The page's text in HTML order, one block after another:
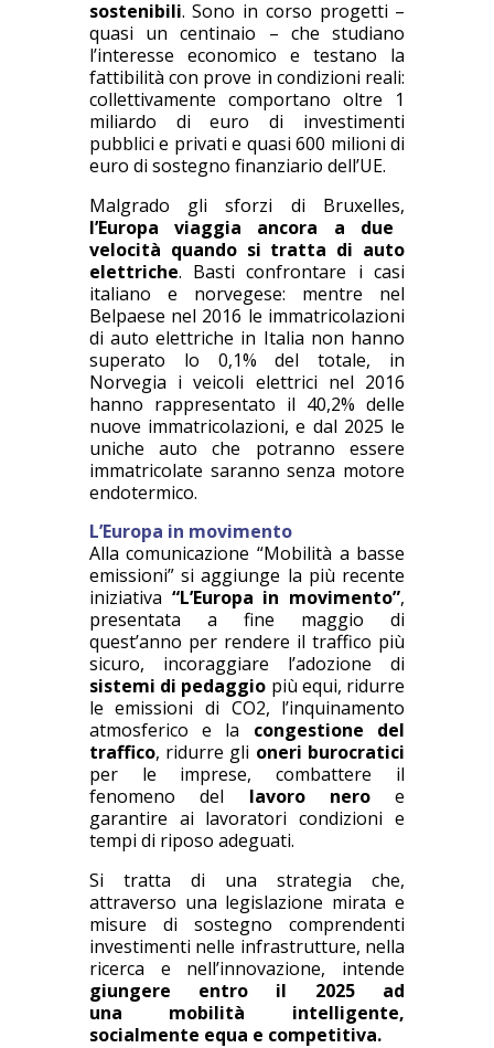
sostenibili. Sono in corso progetti –
quasi un centinaio – che studiano
l’interesse economico e testano la
fattibilità con prove in condizioni reali:
collettivamente comportano oltre 1
miliardo di euro di investimenti
pubblici e privati e quasi 600 milioni di
euro di sostegno finanziario dell’UE.
Malgrado gli sforzi di Bruxelles,
l’Europa viaggia ancora a due
velocità quando si tratta di auto
elettriche. Basti confrontare i casi
italiano e norvegese: mentre nel
Belpaese nel 2016 le immatricolazioni
di auto elettriche in Italia non hanno
superato lo 0,1% del totale, in
Norvegia i veicoli elettrici nel 2016
hanno rappresentato il 40,2% delle
nuove immatricolazioni, e dal 2025 le
uniche auto che potranno essere
immatricolate saranno senza motore
endotermico.
L’Europa in movimento
Alla comunicazione “Mobilità a basse
emissioni” si aggiunge la più recente
iniziativa “L’Europa in movimento”,
presentata a fine maggio di
quest’anno per rendere il traffico più
sicuro, incoraggiare l’adozione di
sistemi di pedaggio più equi, ridurre
le emissioni di CO2, l’inquinamento
atmosferico e la congestione del
traffico, ridurre gli oneri burocratici
per le imprese, combattere il
fenomeno del lavoro neroe
garantire ai lavoratori condizioni e
tempi di riposo adeguati.
Si tratta di una strategia che,
attraverso una legislazione mirata e
misure di sostegno comprendenti
investimenti nelle infrastrutture, nella
ricerca e nell’innovazione, intende
giungere entro il 2025 ad
una mobilità intelligente,
socialmente equa e competitiva.